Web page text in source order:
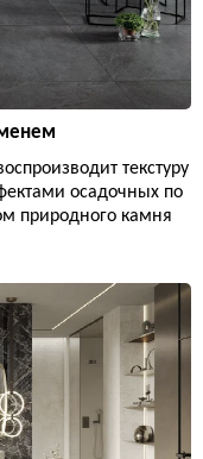
текстуру
осадочных по
природного камня